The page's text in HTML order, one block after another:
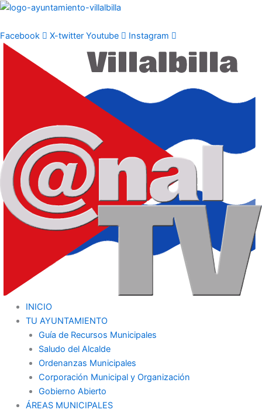
Ir
contenido
Facebook X-twitter Youtube Instagram
INICIO
TU AYUNTAMIENTO
Guía de Recursos Municipales
Saludo del Alcalde
Ordenanzas Municipales
Corporación Municipal y Organización
Gobierno Abierto
ÁREAS MUNICIPALES